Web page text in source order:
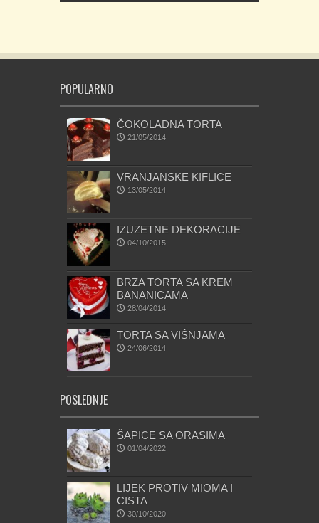
POPULARNO
ČOKOLADNA TORTA
21/05/2014
VRANJANSKE KIFLICE
13/05/2014
IZUZETNE DEKORACIJE
04/10/2015
BRZA TORTA SA KREM
BANANICAMA
28/04/2014
TORTA SA VIŠNJAMA
24/06/2014
POSLEDNJE
ŠAPICE SA ORASIMA
01/04/2022
LIJEK PROTIV MIOMA I
CISTA
30/10/2020